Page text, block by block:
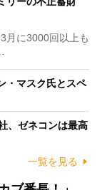
月に3000回以上も
・マスク氏とスペ
、ゼネコンは最高
一覧を見る